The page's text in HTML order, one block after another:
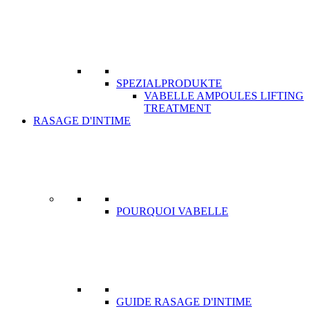
SPEZIALPRODUKTE
VABELLE AMPOULES LIFTING
TREATMENT
RASAGE D'INTIME
POURQUOI VABELLE
GUIDE RASAGE D'INTIME